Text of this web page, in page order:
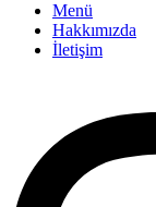
Menü
Hakkımızda
İletişim